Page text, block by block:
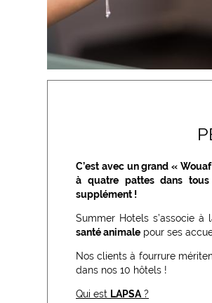
C’est avec un grand «
à quatre pattes dans tous
supplément !
Summer Hotels s’associe à
santé animale pour ses
Nos clients à fourrure
dans nos 10 hôtels !
Qui est LAPSA ?